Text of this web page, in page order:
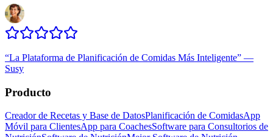
“La Plataforma de Planificación de Comidas Más Inteligente” —
Susy
Producto
Creador de Recetas y Base de DatosPlanificación de ComidasApp
Móvil para ClientesApp para CoachesSoftware para Consultorios de